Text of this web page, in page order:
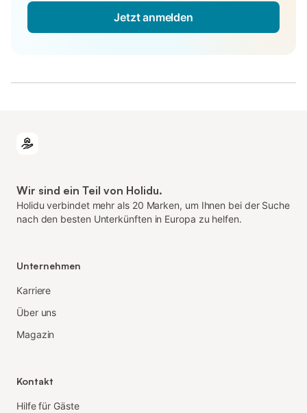
Jetzt anmelden
Wir sind ein Teil von Holidu.
Holidu verbindet mehr als 20 Marken, um Ihnen bei der Suche
nach den besten Unterkünften in Europa zu helfen.
Unternehmen
Karriere
Über uns
Magazin
Kontakt
Hilfe für Gäste